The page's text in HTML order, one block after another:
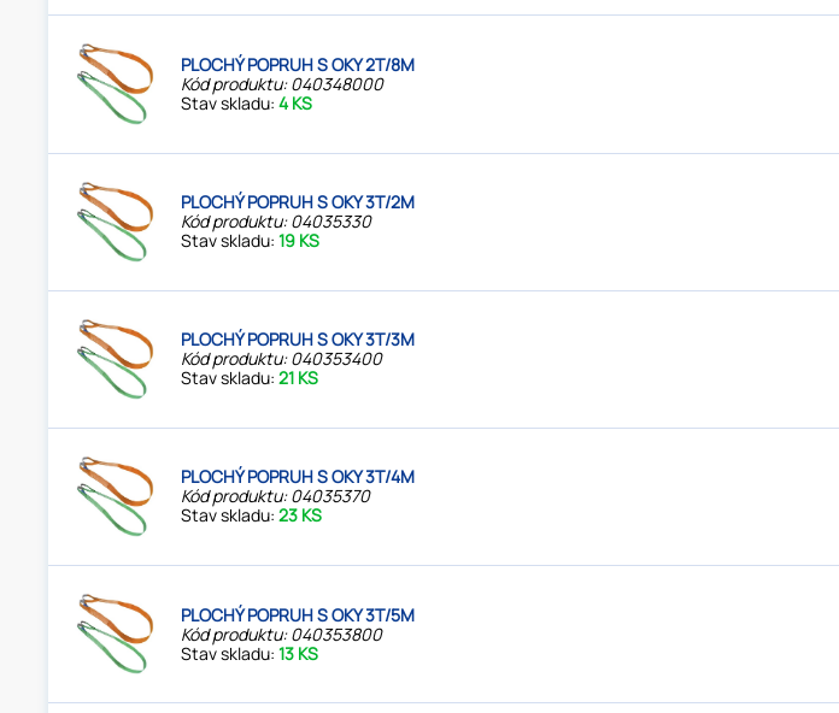
PLOCHÝ POPRUH S OKY 2T/8M
Kód produktu: 040348000
Stav skladu:4 KS
PLOCHÝ POPRUH S OKY 3T/2M
Kód produktu: 04035330
Stav skladu:19 KS
PLOCHÝ POPRUH S OKY 3T/3M
Kód produktu: 040353400
Stav skladu:21 KS
PLOCHÝ POPRUH S OKY 3T/4M
Kód produktu: 04035370
Stav skladu:23 KS
PLOCHÝ POPRUH S OKY 3T/5M
Kód produktu: 040353800
Stav skladu:13 KS